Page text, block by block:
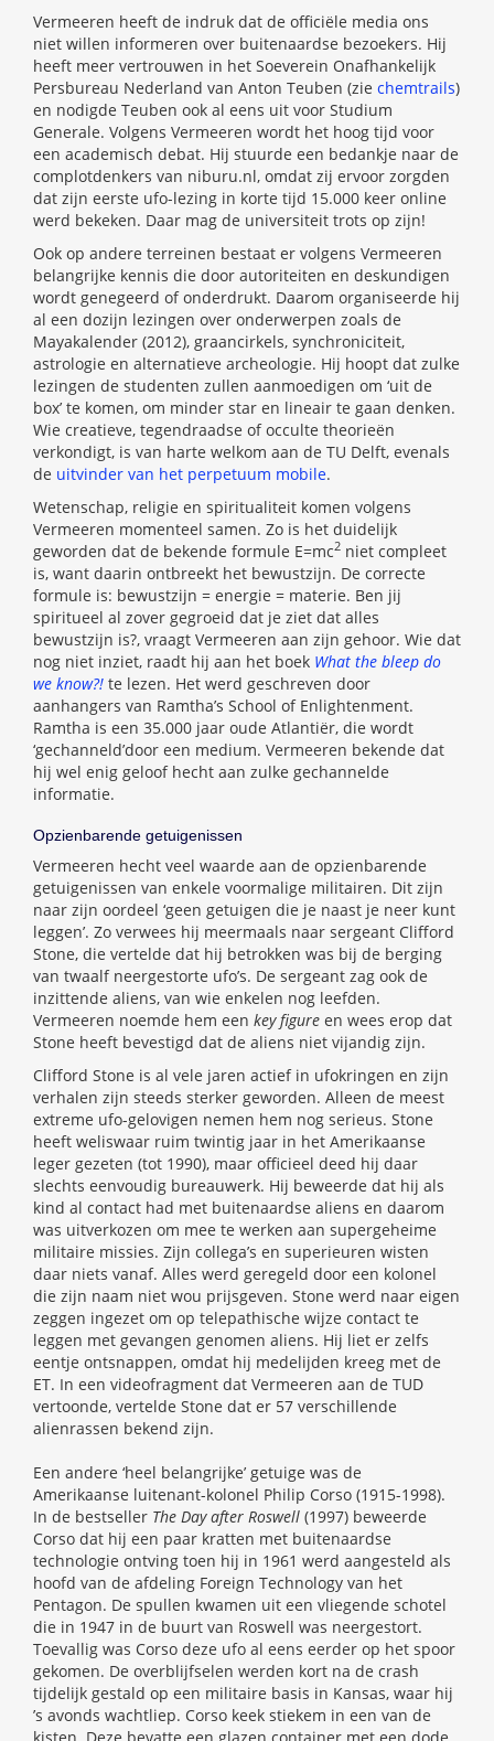
Vermeeren heeft de indruk dat de officiële media ons
niet willen informeren over buitenaardse bezoekers. Hij
heeft meer vertrouwen in het Soeverein Onafhankelijk
Persbureau Nederland van Anton Teuben (zie chemtrails)
en nodigde Teuben ook al eens uit voor Studium
Generale. Volgens Vermeeren wordt het hoog tijd voor
een academisch debat. Hij stuurde een bedankje naar de
complotdenkers van niburu.nl, omdat zij ervoor zorgden
dat zijn eerste ufo-lezing in korte tijd 15.000 keer online
werd bekeken. Daar mag de universiteit trots op zijn!
Ook op andere terreinen bestaat er volgens Vermeeren
belangrijke kennis die door autoriteiten en deskundigen
wordt genegeerd of onderdrukt. Daarom organiseerde hij
al een dozijn lezingen over onderwerpen zoals de
Mayakalender (2012), graancirkels, synchroniciteit,
astrologie en alternatieve archeologie. Hij hoopt dat zulke
lezingen de studenten zullen aanmoedigen om ‘uit de
box’ te komen, om minder star en lineair te gaan denken.
Wie creatieve, tegendraadse of occulte theorieën
verkondigt, is van harte welkom aan de TU Delft, evenals
de uitvinder van het perpetuum mobile.
Wetenschap, religie en spiritualiteit komen volgens
Vermeeren momenteel samen. Zo is het duidelijk
geworden dat de bekende formule E=mc2 niet compleet
is, want daarin ontbreekt het bewustzijn. De correcte
formule is: bewustzijn = energie = materie. Ben jij
spiritueel al zover gegroeid dat je ziet dat alles
bewustzijn is?, vraagt Vermeeren aan zijn gehoor. Wie dat
nog niet inziet, raadt hij aan het boek What the bleep do
we know?! te lezen. Het werd geschreven door
aanhangers van Ramtha’s School of Enlightenment.
Ramtha is een 35.000 jaar oude Atlantiër, die wordt
‘gechanneld’door een medium. Vermeeren bekende dat
hij wel enig geloof hecht aan zulke gechannelde
informatie.
Opzienbarende getuigenissen
Vermeeren hecht veel waarde aan de opzienbarende
getuigenissen van enkele voormalige militairen. Dit zijn
naar zijn oordeel ‘geen getuigen die je naast je neer kunt
leggen’. Zo verwees hij meermaals naar sergeant Clifford
Stone, die vertelde dat hij betrokken was bij de berging
van twaalf neergestorte ufo’s. De sergeant zag ook de
inzittende aliens, van wie enkelen nog leefden.
Vermeeren noemde hem een key figure en wees erop dat
Stone heeft bevestigd dat de aliens niet vijandig zijn.
Clifford Stone is al vele jaren actief in ufokringen en zijn
verhalen zijn steeds sterker geworden. Alleen de meest
extreme ufo-gelovigen nemen hem nog serieus. Stone
heeft weliswaar ruim twintig jaar in het Amerikaanse
leger gezeten (tot 1990), maar officieel deed hij daar
slechts eenvoudig bureauwerk. Hij beweerde dat hij als
kind al contact had met buitenaardse aliens en daarom
was uitverkozen om mee te werken aan supergeheime
militaire missies. Zijn collega’s en superieuren wisten
daar niets vanaf. Alles werd geregeld door een kolonel
die zijn naam niet wou prijsgeven. Stone werd naar eigen
zeggen ingezet om op telepathische wijze contact te
leggen met gevangen genomen aliens. Hij liet er zelfs
eentje ontsnappen, omdat hij medelijden kreeg met de
ET. In een videofragment dat Vermeeren aan de TUD
vertoonde, vertelde Stone dat er 57 verschillende
alienrassen bekend zijn.
Een andere ‘heel belangrijke’ getuige was de
Amerikaanse luitenant-kolonel Philip Corso (1915-1998).
In de bestseller The Day after Roswell (1997) beweerde
Corso dat hij een paar kratten met buitenaardse
technologie ontving toen hij in 1961 werd aangesteld als
hoofd van de afdeling Foreign Technology van het
Pentagon. De spullen kwamen uit een vliegende schotel
die in 1947 in de buurt van Roswell was neergestort.
Toevallig was Corso deze ufo al eens eerder op het spoor
gekomen. De overblijfselen werden kort na de crash
tijdelijk gestald op een militaire basis in Kansas, waar hij
’s avonds wachtliep. Corso keek stiekem in een van de
kisten. Deze bevatte een glazen container met een dode